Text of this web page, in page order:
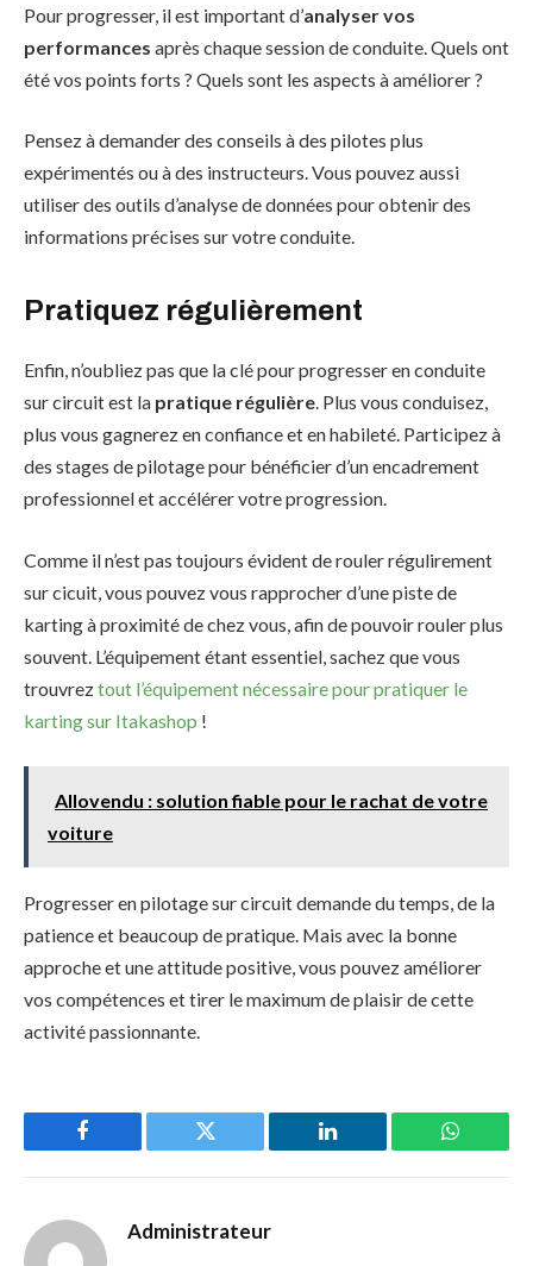
Pour progresser, il est important d’analyser vos
performances après chaque session de conduite. Quels ont
été vos points forts ? Quels sont les aspects à améliorer ?
Pensez à demander des conseils à des pilotes plus
expérimentés ou à des instructeurs. Vous pouvez aussi
utiliser des outils d’analyse de données pour obtenir des
informations précises sur votre conduite.
Pratiquez régulièrement
Enfin, n’oubliez pas que la clé pour progresser en conduite
sur circuit est la pratique régulière. Plus vous conduisez,
plus vous gagnerez en confiance et en habileté. Participez à
des stages de pilotage pour bénéficier d’un encadrement
professionnel et accélérer votre progression.
Comme il n’est pas toujours évident de rouler régulirement
sur cicuit, vous pouvez vous rapprocher d’une piste de
karting à proximité de chez vous, afin de pouvoir rouler plus
souvent. L’équipement étant essentiel, sachez que vous
trouvreztout l’équipement nécessaire pour pratiquer le
karting sur Itakashop !
Allovendu : solution fiable pour le rachat de votre
voiture
Progresser en pilotage sur circuit demande du temps, de la
patience et beaucoup de pratique. Mais avec la bonne
approche et une attitude positive, vous pouvez améliorer
vos compétences et tirer le maximum de plaisir de cette
activité passionnante.
Facebook Twitter LinkedIn
Administrateur